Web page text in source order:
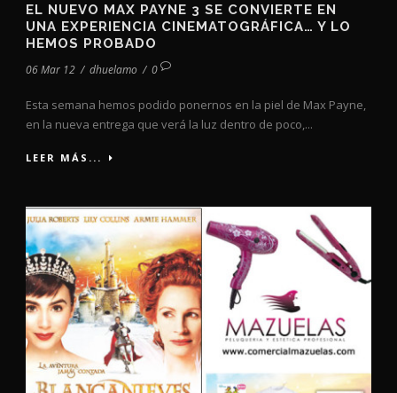
EL NUEVO MAX PAYNE 3 SE CONVIERTE EN
UNA EXPERIENCIA CINEMATOGRÁFICA… Y LO
HEMOS PROBADO
06 Mar 12 / dhuelamo / 0
Esta semana hemos podido ponernos en la piel de Max Payne,
en la nueva entrega que verá la luz dentro de poco,...
LEER MÁS...